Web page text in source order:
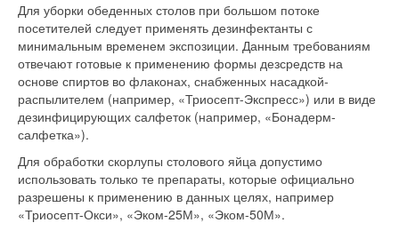
Для уборки обеденных столов при большом потоке
посетителей следует применять дезинфектанты с
минимальным временем экспозиции. Данным требованиям
отвечают готовые к применению формы дезсредств на
основе спиртов во флаконах, снабженных насадкой-
распылителем (например, «Триосепт-Экспресс») или в виде
дезинфицирующих салфеток (например, «Бонадерм-
салфетка»).
Для обработки скорлупы столового яйца допустимо
использовать только те препараты, которые официально
разрешены к применению в данных целях, например
«Триосепт-Окси», «Эком-25М», «Эком-50М».